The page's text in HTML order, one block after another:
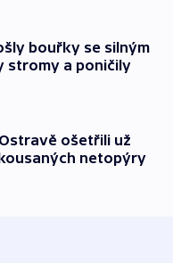
bouřky se silným
stromy a poničily
ošetřili už
netopýry